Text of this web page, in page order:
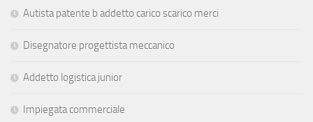
Autista patente b addetto carico scarico merci
Disegnatore progettista meccanico
Addetto logistica junior
Impiegata commerciale